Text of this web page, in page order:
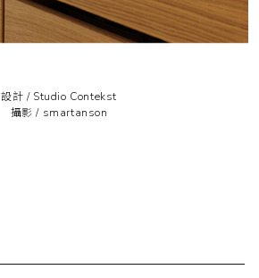
設計 / Studio Contekst
攝影 /
smartanson